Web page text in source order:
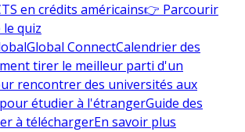
en crédits américains👉 Parcourir
le quiz
Global ConnectCalendrier des
tirer le meilleur parti d'un
rencontrer des universités aux
étudier à l'étrangerGuide des
à téléchargerEn savoir plus